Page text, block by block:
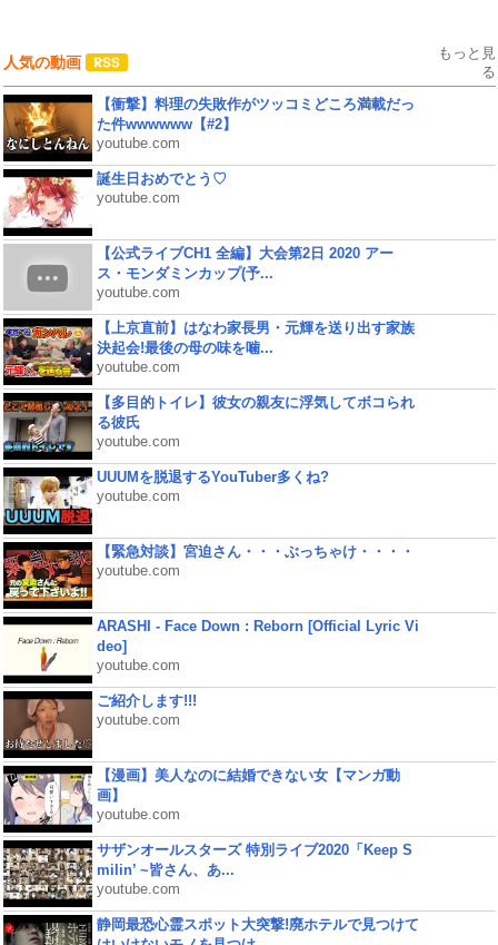
人気の動画
もっと見
る
【衝撃】料理の失敗作がツッコミどころ満載だっ
た件wwwwww【#2】
youtube.com
誕生日おめでとう♡
youtube.com
【公式ライブCH1 全編】大会第2日 2020 アー
ス・モンダミンカップ(予...
youtube.com
【上京直前】はなわ家長男・元輝を送り出す家族
決起会!最後の母の味を噛...
youtube.com
【多目的トイレ】彼女の親友に浮気してボコられ
る彼氏
youtube.com
UUUMを脱退するYouTuber多くね?
youtube.com
【緊急対談】宮迫さん・・・ぶっちゃけ・・・・
youtube.com
ARASHI - Face Down : Reborn [Official Lyric Vi
deo]
youtube.com
ご紹介します!!!
youtube.com
【漫画】美人なのに結婚できない女【マンガ動
画】
youtube.com
サザンオールスターズ 特別ライブ2020「Keep S
milin’ ~皆さん、あ...
youtube.com
静岡最恐心霊スポット大突撃!廃ホテルで見つけて